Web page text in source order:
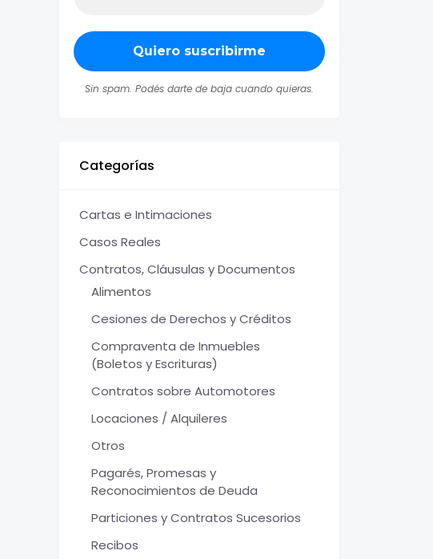
Sin spam. Podés darte de baja cuando quieras.
Categorías
Cartas e Intimaciones
Casos Reales
Contratos, Cláusulas y Documentos
Alimentos
Cesiones de Derechos y Créditos
Compraventa de Inmuebles
(Boletos y Escrituras)
Contratos sobre Automotores
Locaciones / Alquileres
Otros
Pagarés, Promesas y
Reconocimientos de Deuda
Particiones y Contratos Sucesorios
Recibos